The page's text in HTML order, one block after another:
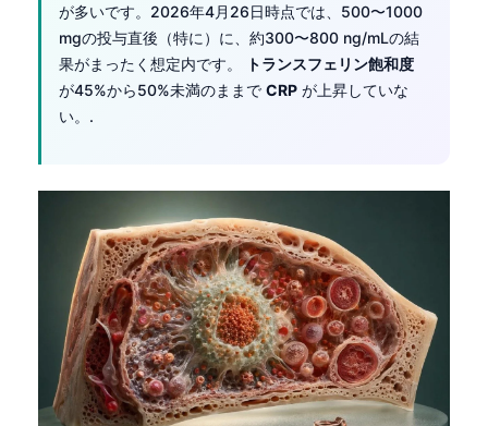
が多いです。2026年4月26日時点では、500〜1000
mgの投与直後（特に）に、約300〜800 ng/mLの結
果がまったく想定内です。
トランスフェリン飽和度
が45%から50%未満のままで CRP が上昇していな
い。.